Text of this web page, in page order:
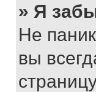
» Я
Не
вы